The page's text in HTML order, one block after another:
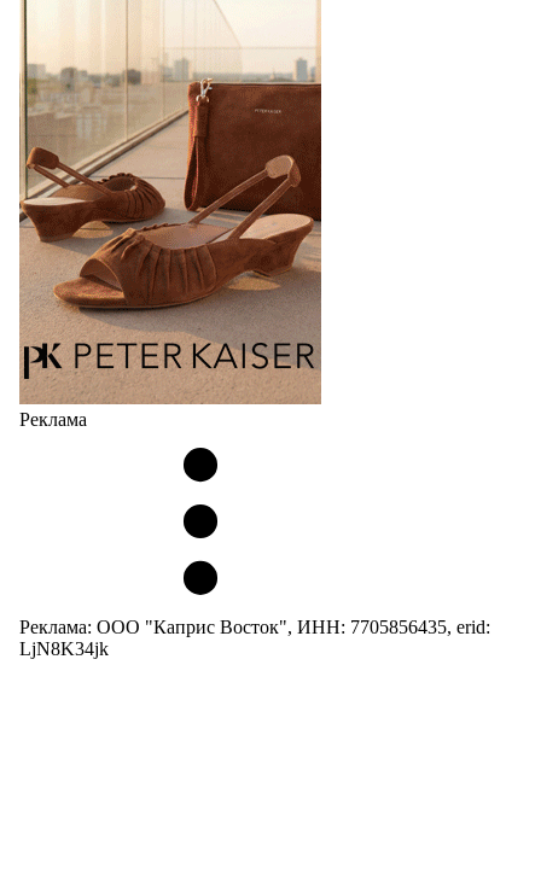
Популярный силуэт бренда,1999 года выпуска,
соответствует сегодняшнему тренду на
сникерины (гибридный вариант балеток и
кроссовок обтекаемой формы и с тонкой подошвой).
Но в модели Miu Miu Bubble присутствует еще и…
05.08.2026 2270
Реклама
Реклама: ООО "Каприс Восток", ИНН: 7705856435, erid:
LjN8K34jk